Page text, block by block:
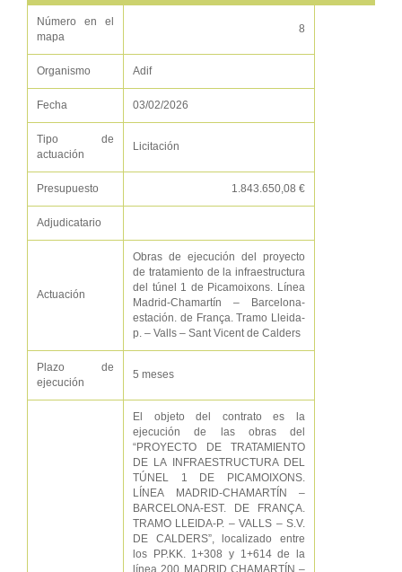
Número en el
mapa
8
Organismo Adif
Fecha 03/02/2026
Tipo de
actuación
Licitación
Presupuesto 1.843.650,08 €
Adjudicatario
Actuación
Obras de ejecución del proyecto
de tratamiento de la infraestructura
del túnel 1 de Picamoixons. Línea
Madrid-Chamartín – Barcelona-
estación. de França. Tramo Lleida-
p. – Valls – Sant Vicent de Calders
Plazo de
ejecución
5 meses
El objeto del contrato es la
ejecución de las obras del
“PROYECTO DE TRATAMIENTO
DE LA INFRAESTRUCTURA DEL
TÚNEL 1 DE PICAMOIXONS.
LÍNEA MADRID-CHAMARTÍN –
BARCELONA-EST. DE FRANÇA.
TRAMO LLEIDA-P. – VALLS – S.V.
DE CALDERS”, localizado entre
los PP.KK. 1+308 y 1+614 de la